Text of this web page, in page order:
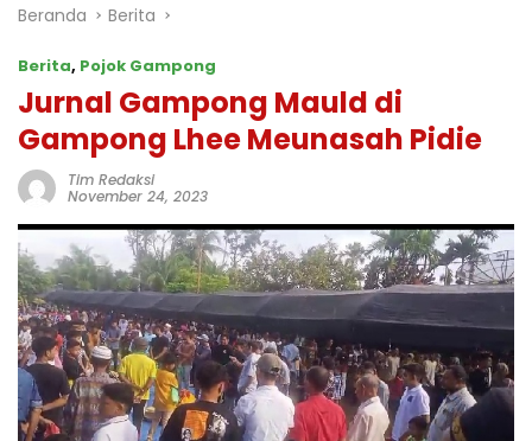
Beranda Berita
Berita, Pojok Gampong
Jurnal Gampong Mauld di
Gampong Lhee Meunasah Pidie
Tim Redaksi
November 24, 2023